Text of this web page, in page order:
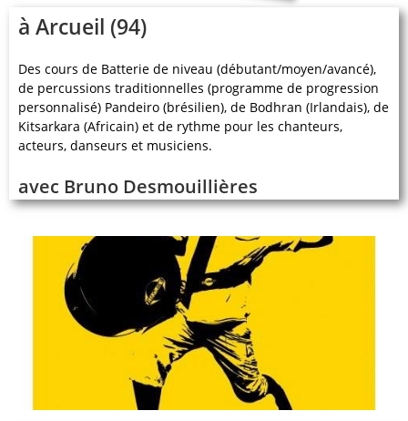
à Arcueil (94)
Des cours de Batterie de niveau (débutant/moyen/avancé),
de percussions traditionnelles (programme de progression
personnalisé) Pandeiro (brésilien), de Bodhran (Irlandais), de
Kitsarkara (Africain) et de rythme pour les chanteurs,
acteurs, danseurs et musiciens.
avec Bruno Desmouillières